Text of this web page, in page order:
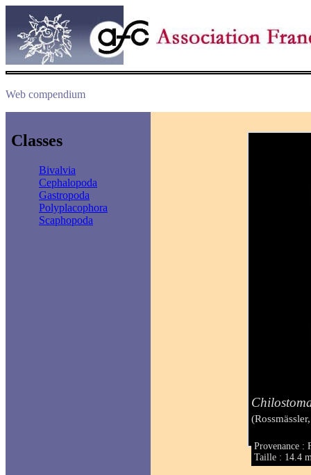
Web compendium
Classes
Bivalvia
Cephalopoda
Gastropoda
Polyplacophora
Scaphopoda
Provenance :
Taille : 14.4